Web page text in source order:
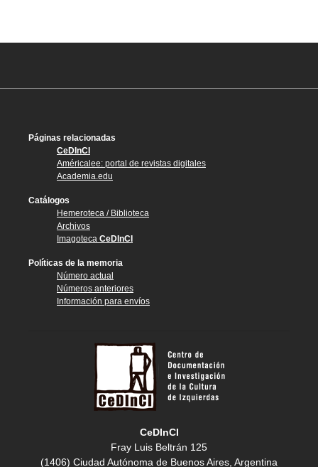
Páginas relacionadas
CeDInCI
Américalee: portal de revistas digitales
Academia.edu
Catálogos
Hemeroteca / Biblioteca
Archivos
Imagoteca CeDInCI
Políticas de la memoria
Número actual
Números anteriores
Información para envíos
CeDInCI
Fray Luis Beltrán 125
(1406) Ciudad Autónoma de Buenos Aires, Argentina